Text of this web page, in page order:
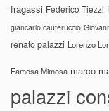
fragassi Federico Tiezzi
giancarlo cauteruccio
renato palazzi Lorenzo
Famosa Mimosa marco
palazzi